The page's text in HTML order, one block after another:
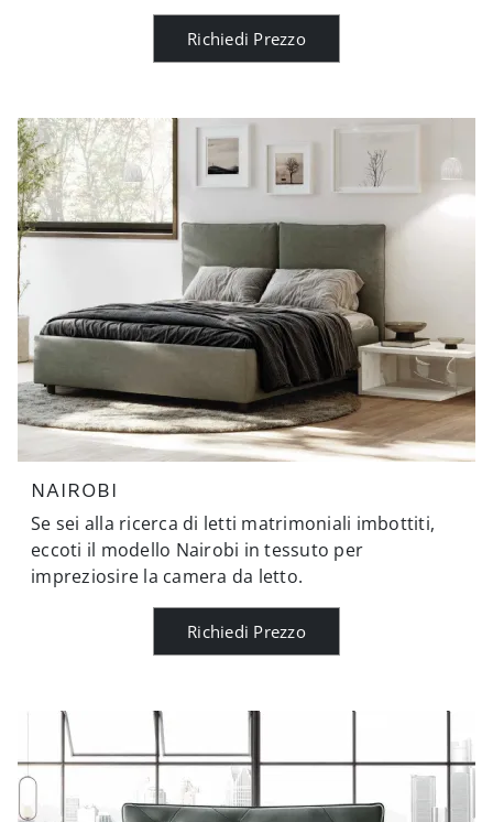
Richiedi Prezzo
NAIROBI
Se sei alla ricerca di letti matrimoniali imbottiti,
eccoti il modello Nairobi in tessuto per
impreziosire la camera da letto.
Richiedi Prezzo